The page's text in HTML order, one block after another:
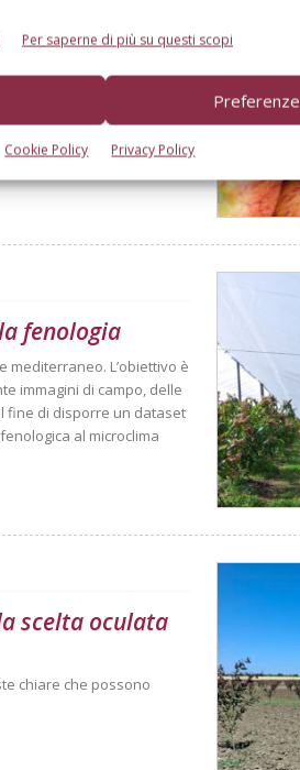
Per saperne di più su questi scopi
Preferenze
Cookie Policy Privacy Policy
milioni di
estremi. Ma le
fenologia
mediterraneo. L’obiettivo è
immagini di campo, delle
fine di disporre un dataset
al microclima
scelta oculata
chiare che possono